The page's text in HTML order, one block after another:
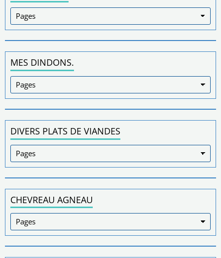
MES DINDONS.
DIVERS PLATS DE VIANDES
CHEVREAU AGNEAU